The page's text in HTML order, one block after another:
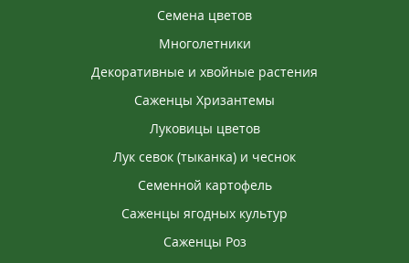
Семена цветов
Многолетники
Декоративные и хвойные растения
Саженцы Хризантемы
Луковицы цветов
Лук севок (тыканка) и чеснок
Семенной картофель
Саженцы ягодных культур
Саженцы Роз